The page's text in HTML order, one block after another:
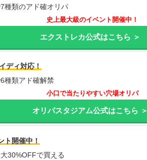
7種類のアド確オリパ
史上最大級のイベント開催中！
エクストレカ公式はこちら ＞
ディ対応！
種類アド確解禁
小口で当たりやすい穴場オリパ
オリパスタジアム公式はこちら ＞
ト開催中！
30%OFFで買える